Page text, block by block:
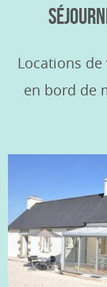
Locations
en bord de